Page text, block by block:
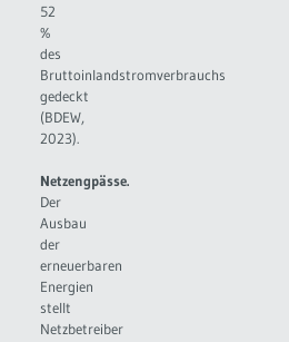
52
%
des
Bruttoinlandstromverbrauchs
gedeckt
(BDEW,
2023).
Netzengpässe.
Der
Ausbau
der
erneuerbaren
Energien
stellt
Netzbetreiber